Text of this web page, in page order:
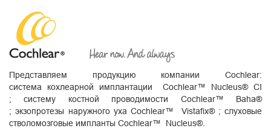
Представляем продукцию компании Cochlear:
система кохлеарной имплантации Cochlear™ Nucleus® CI
; систему костной проводимости Cochlear™ Baha®
; экзопротезы наружного уха Cochlear™ Vistafix® ; слуховые
стволомозговые импланты Cochlear™ Nucleus®.